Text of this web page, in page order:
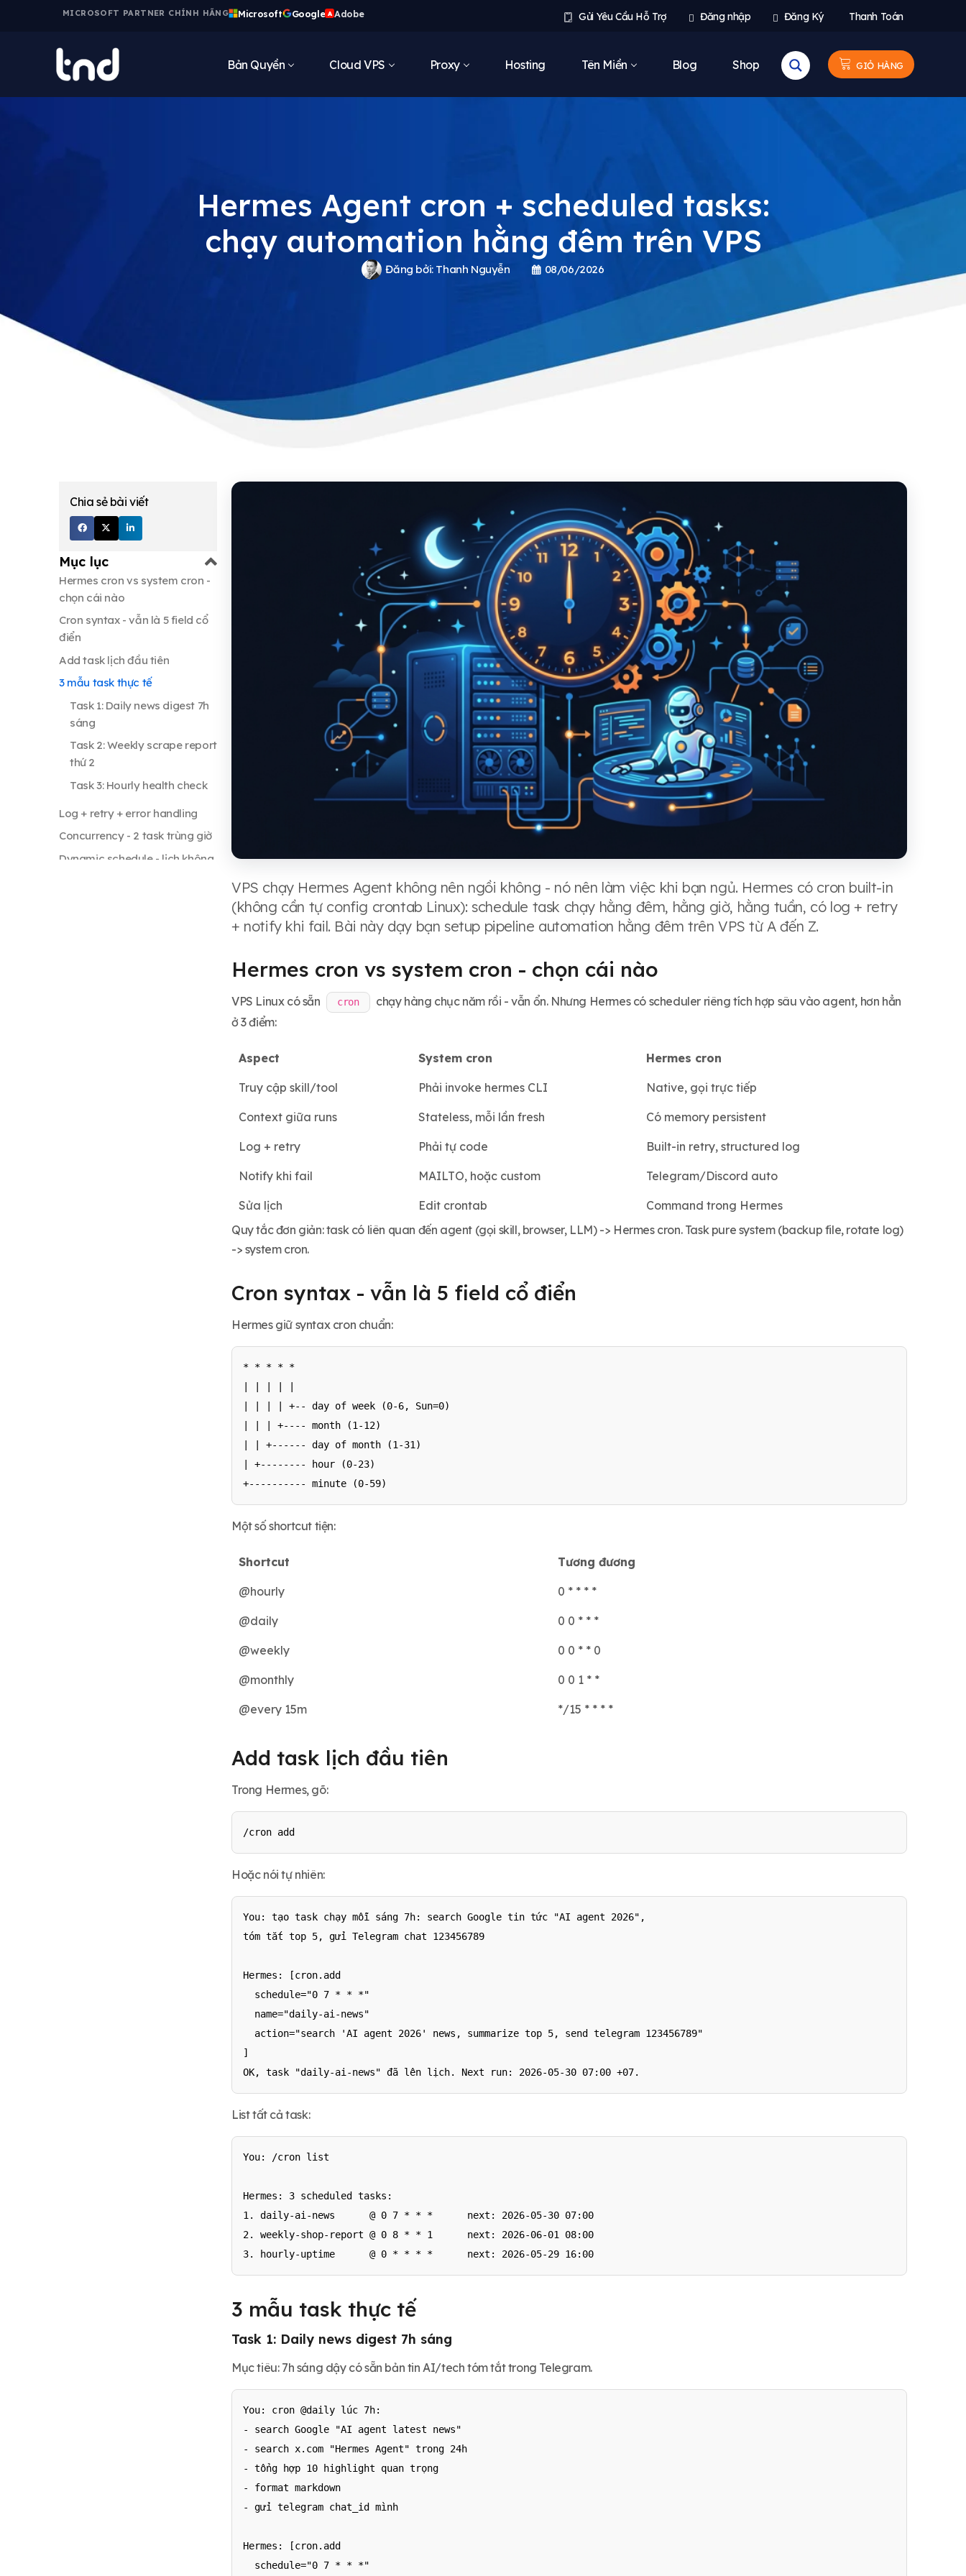
MICROSOFT PARTNER CHÍNH HÃNG Microsoft Google A Adobe Gửi Yêu Cầu Hỗ Trợ Đăng nhập Đăng Ký Thanh Toán
Bản Quyền Cloud VPS Proxy Hosting Tên Miền Blog Shop GIỎ HÀNG
Hermes Agent cron + scheduled tasks:
chạy automation hằng đêm trên VPS
Đăng bởi: Thanh Nguyễn 08/06/2026
Chia sẻ bài viết
Mục lục
Hermes cron vs system cron -
chọn cái nào
Cron syntax - vẫn là 5 field cổ
điển
Add task lịch đầu tiên
3 mẫu task thực tế
Task 1: Daily news digest 7h
sáng
Task 2: Weekly scrape report
thứ 2
Task 3: Hourly health check
Log + retry + error handling
Concurrency - 2 task trùng giờ
Dynamic schedule - lịch không
VPS chạy Hermes Agent không nên ngồi không - nó nên làm việc khi bạn ngủ. Hermes có cron built-in
(không cần tự config crontab Linux): schedule task chạy hằng đêm, hằng giờ, hằng tuần, có log + retry
+ notify khi fail. Bài này dạy bạn setup pipeline automation hằng đêm trên VPS từ A đến Z.
Hermes cron vs system cron - chọn cái nào
VPS Linux có sẵn cron
chạy hàng chục năm rồi - vẫn ổn. Nhưng Hermes có scheduler riêng tích hợp sâu vào agent, hơn hẳn
ở 3 điểm:
Aspect System cron Hermes cron
Truy cập skill/tool Phải invoke hermes CLI Native, gọi trực tiếp
Context giữa runs Stateless, mỗi lần fresh Có memory persistent
Log + retry Phải tự code Built-in retry, structured log
Notify khi fail MAILTO, hoặc custom Telegram/Discord auto
Sửa lịch Edit crontab
Command trong Hermes
Quy tắc đơn giản: task có liên quan đến agent (gọi skill, browser, LLM) -> Hermes cron. Task pure system (backup file, rotate log)
-> system cron.
Cron syntax - vẫn là 5 field cổ điển
Hermes giữ syntax cron chuẩn:
* * * * *
| | | | +-- day of week (0-6, Sun=0)
| | | +---- month (1-12)
| | +------ day of month (1-31)
| +-------- hour (0-23)
+---------- minute (0-59)
Một số shortcut tiện:
Shortcut Tương đương
@hourly 0 * * * *
@daily 0 0 * * *
@weekly 0 0 * * 0
@monthly 0 0 1 * *
@every 15m */15 * * * *
Add task lịch đầu tiên
Trong Hermes, gõ:
/cron add
Hoặc nói tự nhiên:
You: tạo task chạy mỗi sáng 7h: search Google tin tức "AI agent 2026",
tóm tắt top 5, gửi Telegram chat 123456789
Hermes: [cron.add
  schedule="0 7 * * *"
  name="daily-ai-news"
  action="search 'AI agent 2026' news, summarize top 5, send telegram 123456789"
]
OK, task "daily-ai-news" đã lên lịch. Next run: 2026-05-30 07:00 +07.
List tất cả task:
You: /cron list
Hermes: 3 scheduled tasks:
1. daily-ai-news      @ 0 7 * * *      next: 2026-05-30 07:00
2. weekly-shop-report @ 0 8 * * 1      next: 2026-06-01 08:00
3. hourly-uptime      @ 0 * * * *      next: 2026-05-29 16:00
3 mẫu task thực tế
Task 1: Daily news digest 7h sáng
Mục tiêu: 7h sáng dậy có sẵn bản tin AI/tech tóm tắt trong Telegram.
You: cron @daily lúc 7h:
- search Google "AI agent latest news"
- search x.com "Hermes Agent" trong 24h
- tổng hợp 10 highlight quan trọng
- format markdown
- gửi telegram chat_id mình
Hermes: [cron.add
  schedule="0 7 * * *"